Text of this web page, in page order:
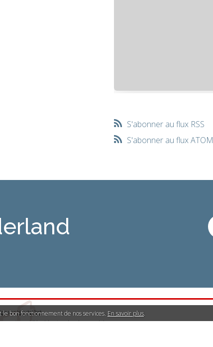
bon fonctionnement de nos services. En savoir plus.
S'abonner au flux RSS
S'abonner au flux ATOM
surHautetfort
notes publiées|Les tags les plus populaires